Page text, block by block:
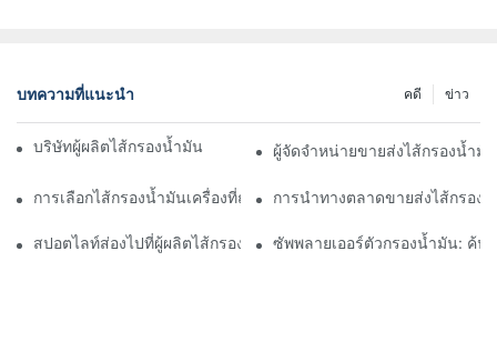
บทความที่แนะนำ ข่าว
คดี
บริษัทผู้ผลิตไส้กรองน้ำมันชั้นนำ: ภาพรวมที่ครอบคลุม
ผู้จัดจำหน่ายขายส่งไส้กรองน้ำมั
การเลือกไส้กรองน้ำมันเครื่องที่ถูกต้องสำหรับรุ่นรถของคุณ: ข้อควร
การนำทางตลาดขายส่งไส้กรอง
สปอตไลท์ส่องไปที่ผู้ผลิตไส้กรองน้ำมันชั้นนำและนวัตกรรมของพวกเ
ซัพพลายเออร์ตัวกรองน้ำมัน: ค้